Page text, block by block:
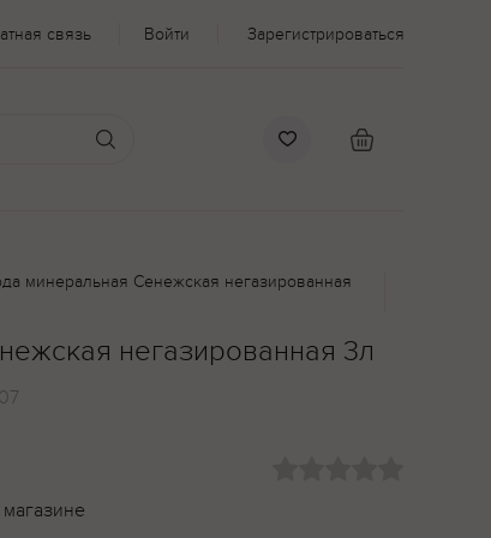
связь Войти Зарегистрироваться
минеральная Сенежская негазированная
негазированная 3л